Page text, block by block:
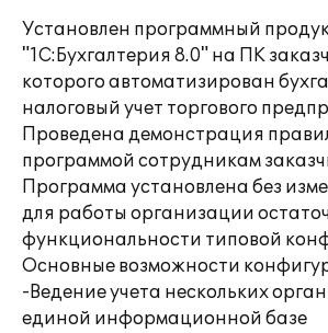
Установлен программный
"1С:Бухгалтерия 8.0" на ПК
которого автоматизирован
налоговый учет торгового
Проведена демонстрация
программой сотрудникам
Программа установлена без
для работы организации
функциональности типовой
Основные возможности
-Ведение учета нескольких
единой информационной базе